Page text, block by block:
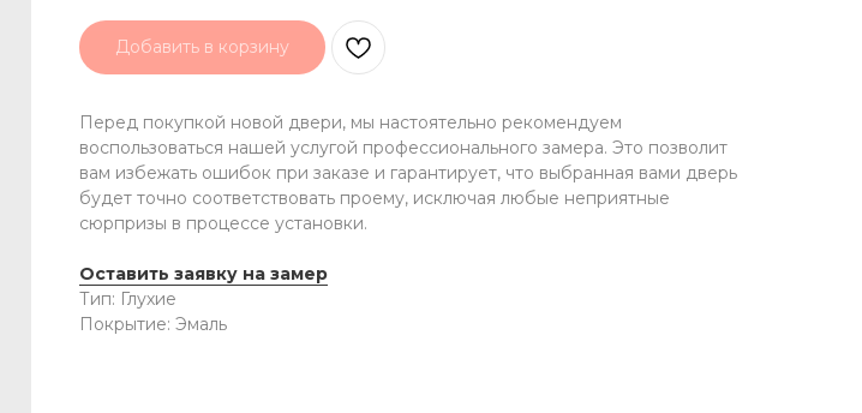
Добавить в корзину
Перед покупкой новой двери, мы настоятельно рекомендуем
воспользоваться нашей услугой профессионального замера. Это позволит
вам избежать ошибок при заказе и гарантирует, что выбранная вами дверь
будет точно соответствовать проему, исключая любые неприятные
сюрпризы в процессе установки.
Оставить заявку на замер
Тип: Глухие
Покрытие: Эмаль